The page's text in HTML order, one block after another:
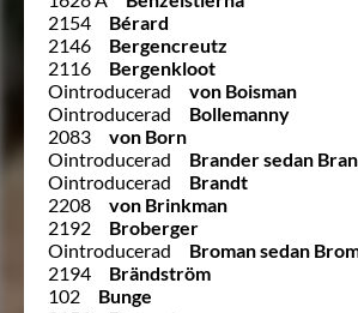
2154
Bérard
2146
Bergencreutz
2116
Bergenkloot
Ointroducerad
von Boisman
Ointroducerad
Bollemanny
2083
von Born
Ointroducerad
Brander sedan
Ointroducerad
Brandt
2208
von Brinkman
2192
Broberger
Ointroducerad
Broman sedan
2194
Brändström
102
Bunge